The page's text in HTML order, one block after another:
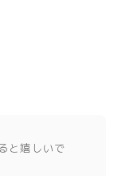
と嬉しいで